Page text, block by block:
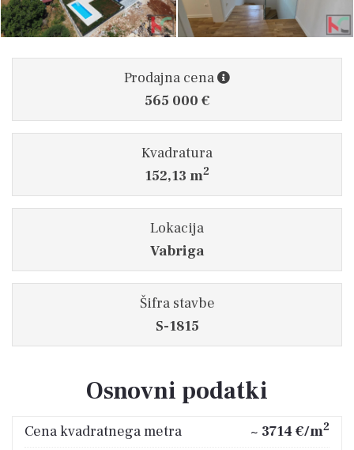
Prodajna cena
565 000 €
Kvadratura
152,13 m2
Lokacija
Vabriga
Šifra stavbe
S-1815
Osnovni podatki
Cena kvadratnega metra ~ 3714 €/m2